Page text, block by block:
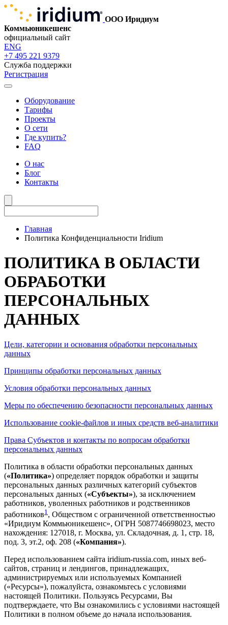
ООО Иридиум
Коммьюникешенс
официальный сайт
ENG
+7 495 221 9379
Служба поддержки
Регистрация
Оборудование
Тарифы
Проекты
О сети
Где купить?
FAQ
О нас
Блог
Контакты
Главная
Политика Конфиденциальности Iridium
ПОЛИТИКА В ОБЛАСТИ
ОБРАБОТКИ
ПЕРСОНАЛЬНЫХ
ДАННЫХ
Цели, категории и основания обработки персональных
данных
Принципы обработки персональных данных
Условия обработки персональных данных
Меры по обеспечению безопасности персональных данных
Использование cookie-файлов и иных средств веб-аналитики
Права Субъектов и контакты по вопросам обработки
персональных данных
Политика в области обработки персональных данных
(«Политика») определяет порядок обработки и защиты
персональных данных различных категорий субъектов
персональных данных («Субъекты»), за исключением
работников, уволенных работников и родственников
работников1 , Обществом с ограниченной ответственностью
«Иридиум Коммьюникешенс», ОГРН 5087746698023, место
нахождения: 127018, г. Москва, ул. Складочная, д. 1, стр. 18,
под. 3, эт.2, оф. 208 («Компания»).
Перед использованием сайта iridium-russia.com, иных веб-
сайтов, страниц и лендингов, принадлежащих,
администрируемых или используемых Компанией
(«Ресурсы»), пожалуйста, ознакомьтесь с условиями
настоящей Политики. Пользуясь Ресурсами, Вы
подтверждаете, что Вы ознакомились с условиями настоящей
Политики в полном объеме до начала использования.